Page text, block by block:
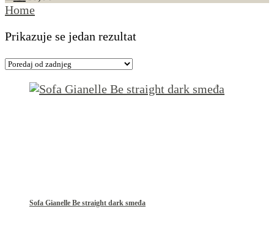
Home
Prikazuje se jedan rezultat
Sofa Gianelle Be straight dark smeđa